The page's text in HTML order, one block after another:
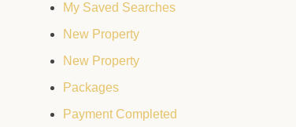
My Saved Searches
New Property
New Property
Packages
Payment Completed